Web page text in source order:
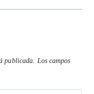
publicada.
Los campos